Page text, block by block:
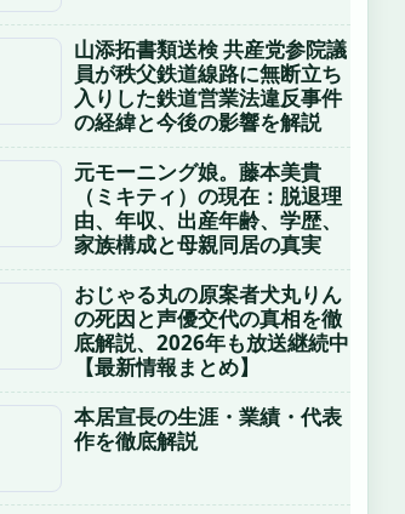
山添拓書類送検 共産党参院議
員が秩父鉄道線路に無断立ち
入りした鉄道営業法違反事件
の経緯と今後の影響を解説
元モーニング娘。藤本美貴
（ミキティ）の現在：脱退理
由、年収、出産年齢、学歴、
家族構成と母親同居の真実
おじゃる丸の原案者犬丸りん
の死因と声優交代の真相を徹
底解説、2026年も放送継続中
【最新情報まとめ】
本居宣長の生涯・業績・代表
作を徹底解説